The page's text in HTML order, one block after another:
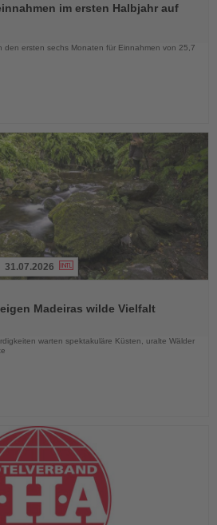
im ersten Halbjahr auf
den ersten sechs Monaten für Einnahmen von 25,7
31.07.2026
Madeiras wilde Vielfalt
warten spektakuläre Küsten, uralte Wälder